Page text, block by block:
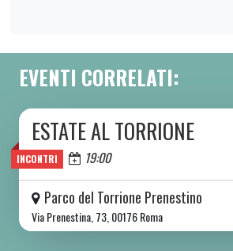
EVENTI CORRELATI:
INCONTRI
DA SAB 06/06 A SAB 08/08 2026
ESTATE AL TORRIONE
Oggi 19:00
Parco del Torrione Prenestino
Via Prenestina, 73, 00176 Roma